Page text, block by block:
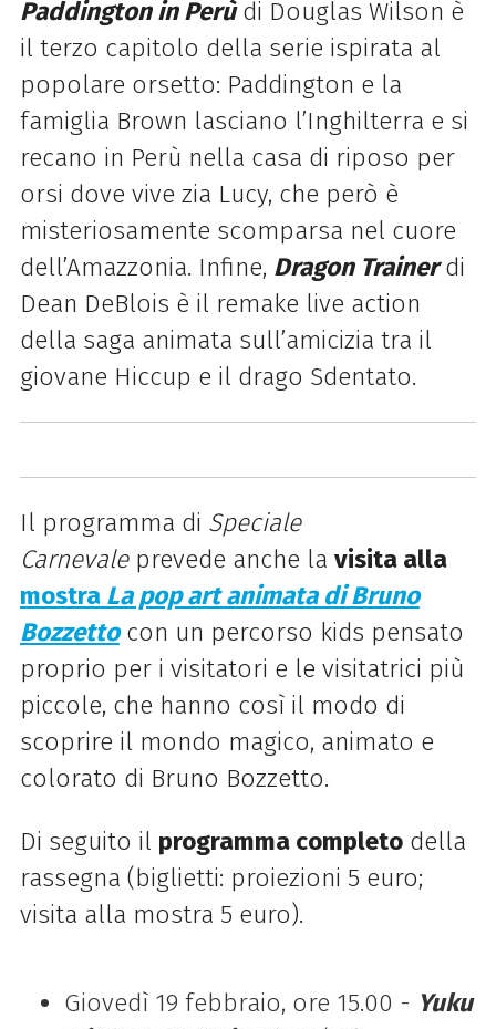
Paddington in Perùdi Douglas Wilson è
il terzo capitolo della serie ispirata al
popolare orsetto: Paddington e la
famiglia Brown lasciano l’Inghilterra e si
recano in Perù nella casa di riposo per
orsi dove vive zia Lucy, che però è
misteriosamente scomparsa nel cuore
dell’Amazzonia. Infine, Dragon Trainerdi
Dean DeBlois è il remake live action
della saga animata sull’amicizia tra il
giovane Hiccup e il drago Sdentato.
Il programma di Speciale
Carnevaleprevede anche la visita alla
mostra La pop art animata di Bruno
Bozzettocon un percorso kids pensato
proprio per i visitatori e le visitatrici più
piccole, che hanno così il modo di
scoprire il mondo magico, animato e
colorato di Bruno Bozzetto.
Di seguito il programma completodella
rassegna (biglietti: proiezioni 5 euro;
visita alla mostra 5 euro).
Giovedì 19 febbraio, ore 15.00 - Yuku